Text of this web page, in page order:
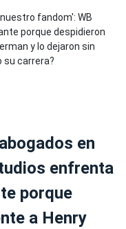
en
enfrenta
porque
a Henry